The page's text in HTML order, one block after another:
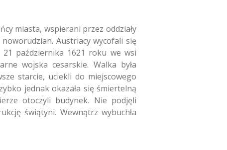
miasta, wspierani przez oddziały
Austriacy wycofali się
października 1621 roku we wsi
wojska cesarskie. Walka była
starcie, uciekli do miejscowego
jednak okazała się śmiertelną
otoczyli budynek. Nie podjęli
świątyni. Wewnątrz wybuchła